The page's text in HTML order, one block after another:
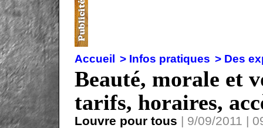
Accueil > Infos pratiques > Des
Beauté, morale et
tarifs, horaires,
Louvre pour tous | 9/09/2011 |